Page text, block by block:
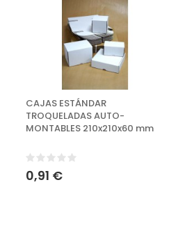
CAJAS ESTÁNDAR
TROQUELADAS AUTO-
MONTABLES 210x210x60 mm
0,91 €